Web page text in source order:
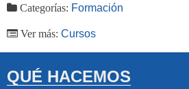
Categorías: Formación
Ver más: Cursos
QUÉ HACEMOS